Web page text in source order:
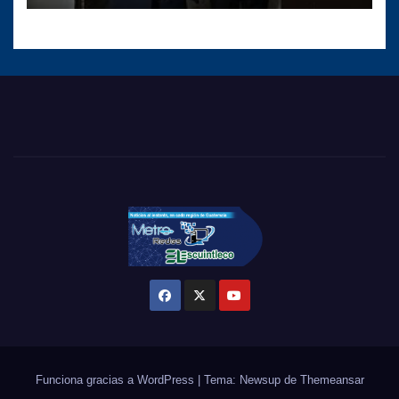
Funciona gracias a WordPress Tema: Newsup de Themeansar